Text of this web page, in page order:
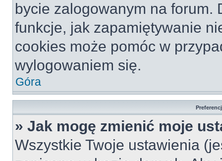
bycie zalogowanym na forum.
funkcje, jak zapamiętywanie
cookies może pomóc w
wylogowaniem się.
Góra
» Jak mogę zmienić moje
Wszystkie Twoje ustawienia